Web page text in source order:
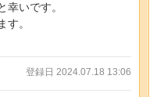
いです。
。
登録日 2024.07.18 13:06